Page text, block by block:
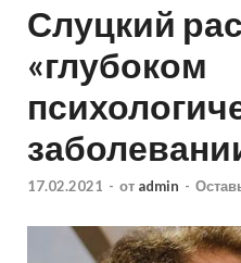
Слуцкий
«глубоком
17.02.2021 - от admin -